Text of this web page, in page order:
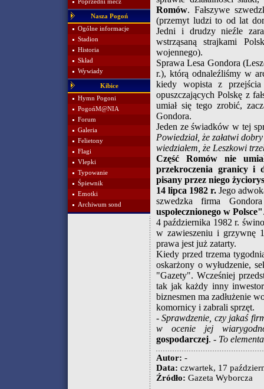
Poprzedni mecz
Nasza Pogoń
Ogólne informacje
Stadion
Historia
Skład
Wywiady
Kibice
Hymn Pogoni
PogońM@NIA
Forum
Galeria
Felietony
Flagi
Vlepki
Typowanie
Śpiewnik
Emotki
Archiwum sond
Romów. Fałszywe
(przemyt ludzi to od lat
Jedni i drudzy nieźle
wstrząsaną strajkami
wojennego).
Sprawa Lesa Gondora
r.), którą odnaleźliśmy w
kiedy wopista z
opuszczających Polskę z
umiał się tego zrobić,
Gondora.
Jeden ze świadków w tej
Powiedział, że załatwi
wiedziałem, że Leszkowi
Część Romów nie
przekroczenia granicy i
pisany przez niego
14 lipca 1982 r. Jego
szwedzka firma
uspołecznionego w Polsce"
4 października 1982 r.
w zawieszeniu i grzywnę
prawa jest już zatarty.
Kiedy przed trzema
oskarżony o wyłudzenie,
"Gazety". Wcześniej
tak jak każdy inny
biznesmen ma zadłużenie
komornicy i zabrali sprzęt.
-Sprawdzenie, czy jakaś
w ocenie jej
gospodarczej. - To
Autor: -
Data: czwartek, 17
Źródło: Gazeta Wyborcza